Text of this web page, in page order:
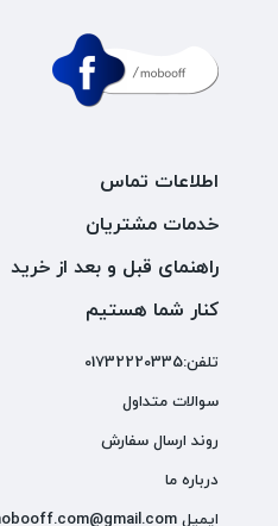
اطلاعات تماس
خدمات مشتریان
راهنمای قبل و بعد از خرید
کنار شما هستیم
تلفن:01732220335
سوالات متداول
روند ارسال سفارش
درباره ما
ایمیل mobooff.com@gmail.com